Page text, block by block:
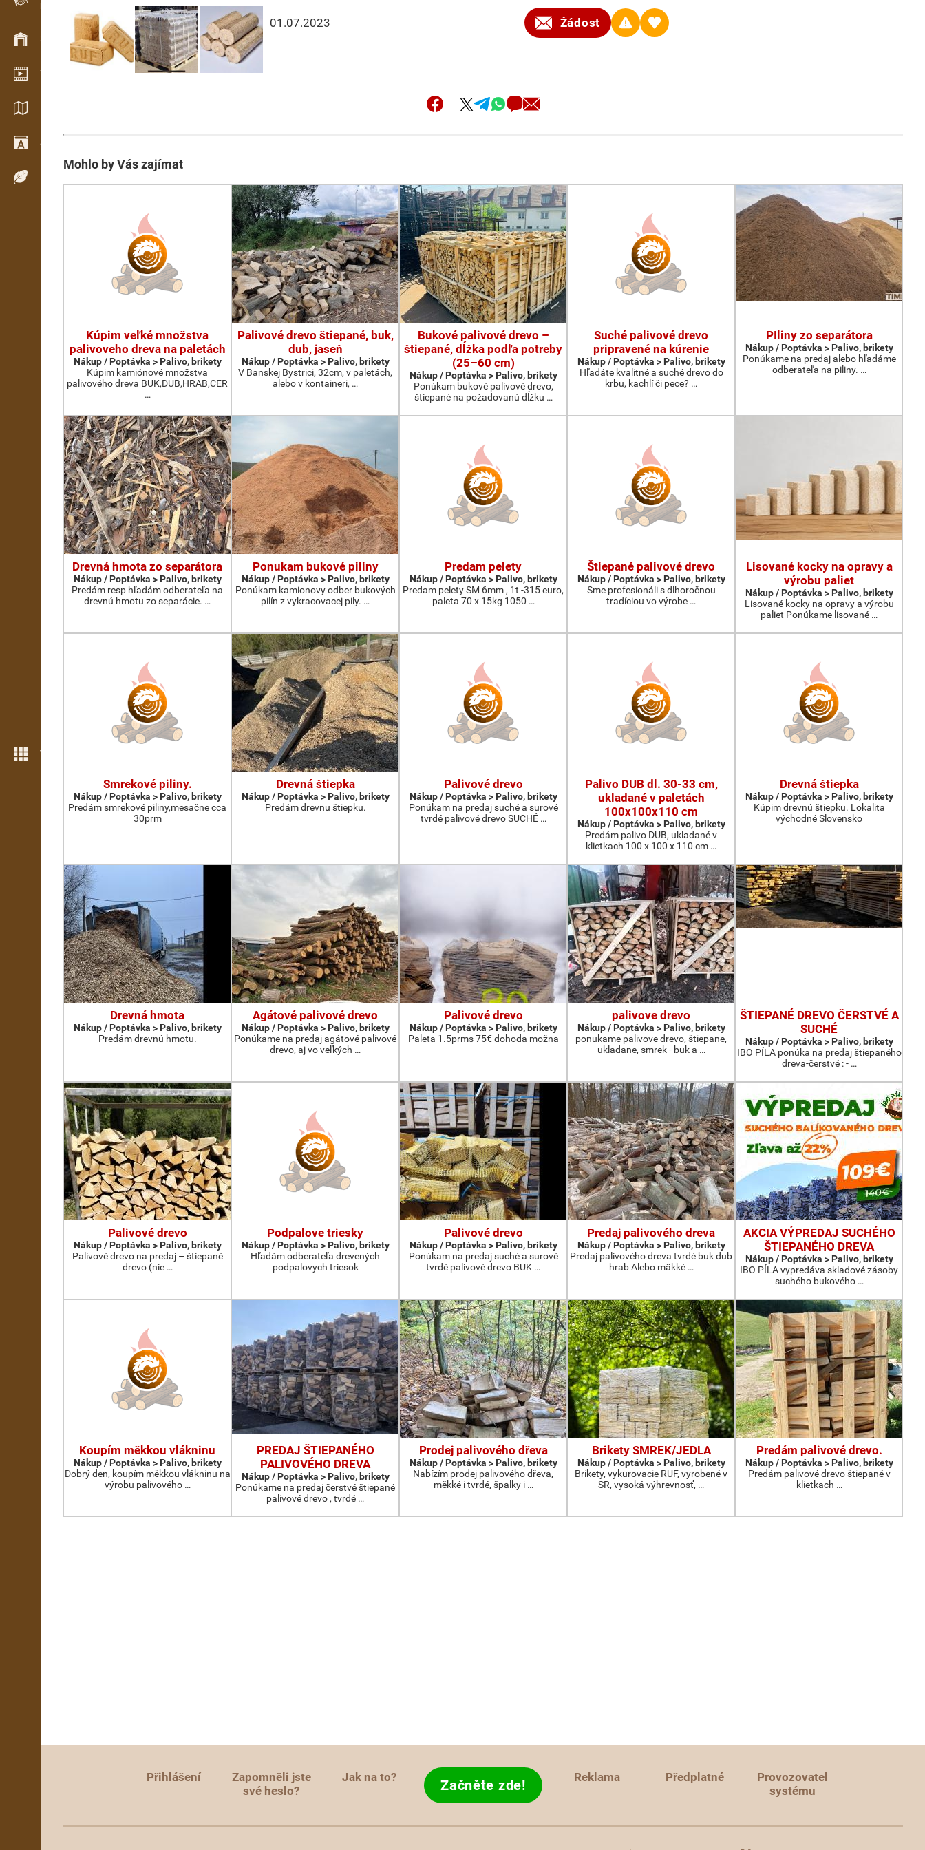
Evidence dřeva v terénu
Skladové hospodářství
Video showroom
Katalogy / Brožury
Slovník
Dřeviny
Více možností
01.07.2023 Žádost
Mohlo by Vás zajímat
Kúpim veľké množstva
palivoveho dreva na paletách
Nákup / Poptávka > Palivo, brikety
Kúpim kamiónové množstva
palivového dreva BUK,DUB,HRAB,CER
…
Palivové drevo štiepané, buk,
dub, jaseň
Nákup / Poptávka > Palivo, brikety
V Banskej Bystrici, 32cm, v paletách,
alebo v kontaineri, …
Bukové palivové drevo –
štiepané, dĺžka podľa potreby
(25–60 cm)
Nákup / Poptávka > Palivo, brikety
Ponúkam bukové palivové drevo,
štiepané na požadovanú dĺžku …
Suché palivové drevo
pripravené na kúrenie
Nákup / Poptávka > Palivo, brikety
Hľadáte kvalitné a suché drevo do
krbu, kachlí či pece? …
PIliny zo separátora
Nákup / Poptávka > Palivo, brikety
Ponúkame na predaj alebo hľadáme
odberateľa na piliny. …
Drevná hmota zo separátora
Nákup / Poptávka > Palivo, brikety
Predám resp hľadám odberateľa na
drevnú hmotu zo separácie. …
Ponukam bukové piliny
Nákup / Poptávka > Palivo, brikety
Ponúkam kamionovy odber bukových
pilín z vykracovacej pily. …
Predam pelety
Nákup / Poptávka > Palivo, brikety
Predam pelety SM 6mm , 1t -315 euro,
paleta 70 x 15kg 1050 …
Štiepané palivové drevo
Nákup / Poptávka > Palivo, brikety
Sme profesionáli s dlhoročnou
tradíciou vo výrobe …
Lisované kocky na opravy a
výrobu paliet
Nákup / Poptávka > Palivo, brikety
Lisované kocky na opravy a výrobu
paliet Ponúkame lisované …
Smrekové piliny.
Nákup / Poptávka > Palivo, brikety
Predám smrekové piliny,mesačne cca
30prm
Drevná štiepka
Nákup / Poptávka > Palivo, brikety
Predám drevnu štiepku.
Palivové drevo
Nákup / Poptávka > Palivo, brikety
Ponúkam na predaj suché a surové
tvrdé palivové drevo SUCHÉ …
Palivo DUB dl. 30-33 cm,
ukladané v paletách
100x100x110 cm
Nákup / Poptávka > Palivo, brikety
Predám palivo DUB, ukladané v
klietkach 100 x 100 x 110 cm …
Drevná štiepka
Nákup / Poptávka > Palivo, brikety
Kúpim drevnú štiepku. Lokalita
východné Slovensko
Drevná hmota
Nákup / Poptávka > Palivo, brikety
Predám drevnú hmotu.
Agátové palivové drevo
Nákup / Poptávka > Palivo, brikety
Ponúkame na predaj agátové palivové
drevo, aj vo veľkých …
Palivové drevo
Nákup / Poptávka > Palivo, brikety
Paleta 1.5prms 75€ dohoda možna
palivove drevo
Nákup / Poptávka > Palivo, brikety
ponukame palivove drevo, štiepane,
ukladane, smrek - buk a …
ŠTIEPANÉ DREVO ČERSTVÉ A
SUCHÉ
Nákup / Poptávka > Palivo, brikety
IBO PÍLA ponúka na predaj štiepaného
dreva-čerstvé : - …
Palivové drevo
Nákup / Poptávka > Palivo, brikety
Palivové drevo na predaj – štiepané
drevo (nie …
Podpalove triesky
Nákup / Poptávka > Palivo, brikety
Hľadám odberateľa drevených
podpalovych triesok
Palivové drevo
Nákup / Poptávka > Palivo, brikety
Ponúkam na predaj suché a surové
tvrdé palivové drevo BUK …
Predaj palivového dreva
Nákup / Poptávka > Palivo, brikety
Predaj palivového dreva tvrdé buk dub
hrab Alebo mäkké …
AKCIA VÝPREDAJ SUCHÉHO
ŠTIEPANÉHO DREVA
Nákup / Poptávka > Palivo, brikety
IBO PÍLA vypredáva skladové zásoby
suchého bukového …
Koupím měkkou vlákninu
Nákup / Poptávka > Palivo, brikety
Dobrý den, koupím měkkou vlákninu na
výrobu palivového …
PREDAJ ŠTIEPANÉHO
PALIVOVÉHO DREVA
Nákup / Poptávka > Palivo, brikety
Ponúkame na predaj čerstvé štiepané
palivové drevo , tvrdé …
Prodej palivového dřeva
Nákup / Poptávka > Palivo, brikety
Nabízím prodej palivového dřeva,
měkké i tvrdé, špalky i …
Brikety SMREK/JEDLA
Nákup / Poptávka > Palivo, brikety
Brikety, vykurovacie RUF, vyrobené v
SR, vysoká výhrevnosť, …
Predám palivové drevo.
Nákup / Poptávka > Palivo, brikety
Predám palivové drevo štiepané v
klietkach …
Přihlášení
Zapomněli jste
své heslo?
Jak na to? Začněte zde! Reklama Předplatné
Provozovatel
systému